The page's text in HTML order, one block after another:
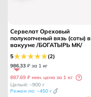
Сервелат Ореховый
полукопченый вязь (соты) в
вакууме /БОГАТЫРЬ МК/
5 (2)
986.33 ₽ за 1 кг
887.69 ₽ мин. цена за 1 кг
Целый: ~900 г
Режем по: ~450 г